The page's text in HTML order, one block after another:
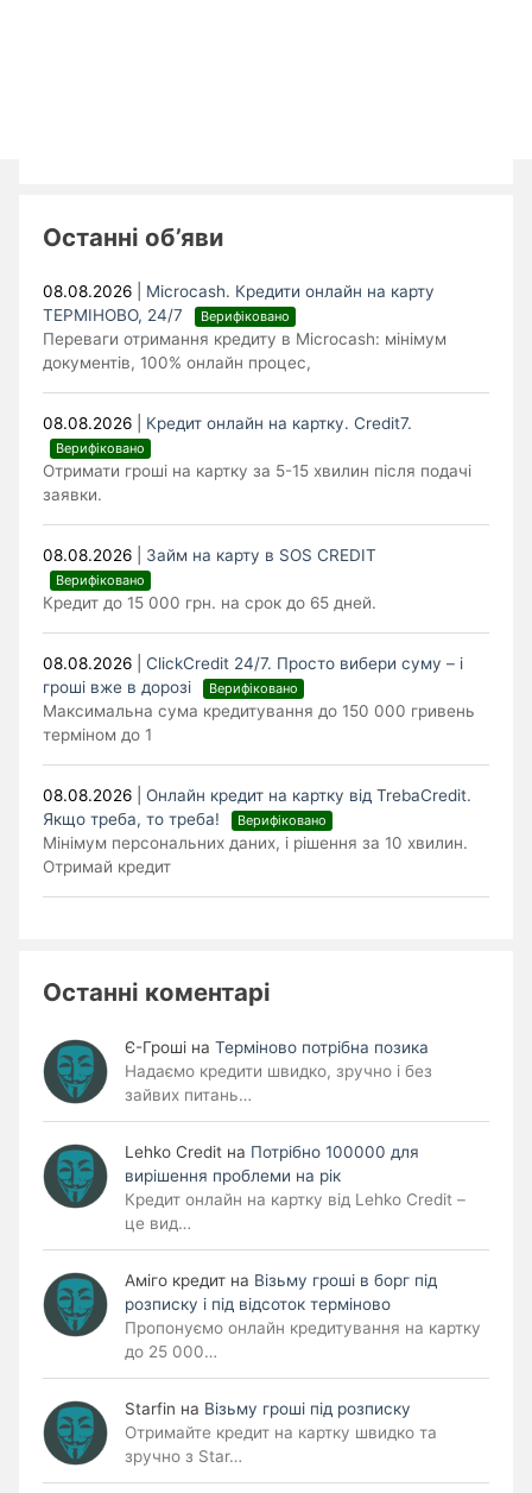
Останні об’яви
08.08.2026
Microcash. Кредити онлайн на карту
ТЕРМІНОВО, 24/7
Верифіковано
Переваги отримання кредиту в Microcash: мінімум
документів, 100% онлайн процес,
08.08.2026 Кредит онлайн на картку. Credit7.
Верифіковано
Отримати гроші на картку за 5-15 хвилин після подачі
заявки.
08.08.2026 Займ на карту в SOS CREDIT
Верифіковано
Кредит до 15 000 грн. на срок до 65 дней.
08.08.2026 |ClickCredit 24/7. Просто вибери суму – і
гроші вже в дорозі
Верифіковано
Максимальна сума кредитування до 150 000 гривень
терміном до 1
08.08.2026 |Онлайн кредит на картку від TrebaCredit.
Якщо треба, то треба!
Верифіковано
Мінімум персональних даних, і рішення за 10 хвилин.
Отримай кредит
Останні коментарі
Є-Гроші на Терміново потрібна позика
Надаємо кредити швидко, зручно і без
зайвих питань…
Lehko Сredit на Потрібно 100000 для
вирішення проблеми на рік
Кредит онлайн на картку від Lehko Credit –
це вид…
Аміго кредит на Візьму гроші в борг під
розписку і під відсоток терміново
Пропонуємо онлайн кредитування на картку
до 25 000…
Starfin на Візьму гроші під розписку
Отримайте кредит на картку швидко та
зручно з Star…